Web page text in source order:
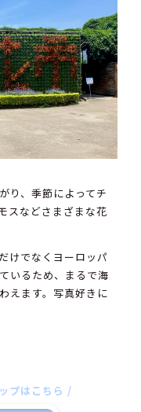
り、季節によってチ
スなどさまざまな花
けでなくヨーロッパ
いるため、まるで海
えます。写真好きに
プはこちら /